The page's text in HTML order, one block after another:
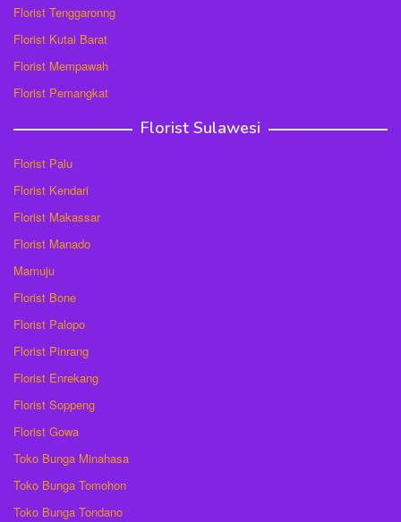
Florist Tenggaronng
Florist Kutai Barat
Florist Mempawah
Florist Pemangkat
Florist Sulawesi
Florist Palu
Florist Kendari
Florist Makassar
Florist Manado
Mamuju
Florist Bone
Florist Palopo
Florist Pinrang
Florist Enrekang
Florist Soppeng
Florist Gowa
Toko Bunga Minahasa
Toko Bunga Tomohon
Toko Bunga Tondano